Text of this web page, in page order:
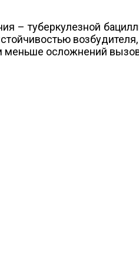
– туберкулезной
меньше осложнений